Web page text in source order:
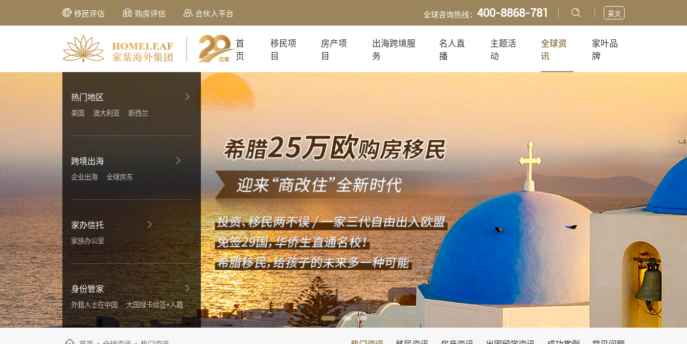
移民评估 购房评估 合伙人平台 全球咨询热线：400-8868-781 英文
首
页
移民项
目
房产项
目
出海跨境服
务
名人直
播
主题活
动
全球资
讯
家叶品
牌
热门地区
美国 澳大利亚 新西兰
跨境出海
企业出海 全球房东
家办信托
家族办公室
身份管家
外籍人士在中国 大国绿卡续签+入籍